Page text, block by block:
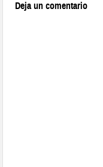
Deja un comentario